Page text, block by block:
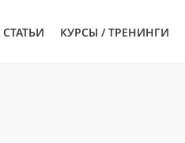
СТАТЬИ КУРСЫ / ТРЕНИНГИ